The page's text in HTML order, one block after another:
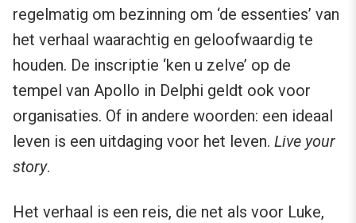
regelmatig om bezinning om ‘de essenties’ van
het verhaal waarachtig en geloofwaardig te
houden. De inscriptie ‘ken u zelve’ op de
tempel van Apollo in Delphi geldt ook voor
organisaties. Of in andere woorden: een ideaal
leven is een uitdaging voor het leven. Live your
story.
Het verhaal is een reis, die net als voor Luke,